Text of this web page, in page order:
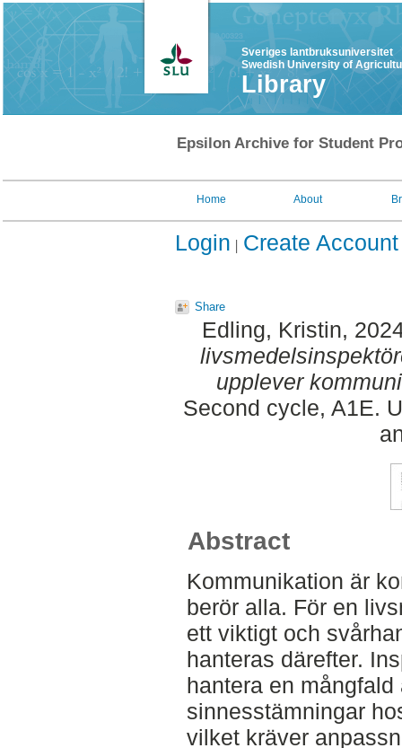
Sveriges lantbruksuniversitet
Swedish University of
Library
Epsilon Archive for Student
Home About
Login Create Account
Share
Edling, Kristin,
upplever
Second cycle, A1E.
Abstract
Kommunikation är
berör alla. För en
ett viktigt och
hanteras därefter.
hantera en
sinnesstämningar
vilket kräver